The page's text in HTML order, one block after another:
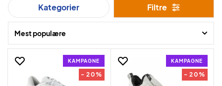
Kategorier Filtre
Mest populære
KAMPAGNE
- 20%
KAMPAGNE
- 20%